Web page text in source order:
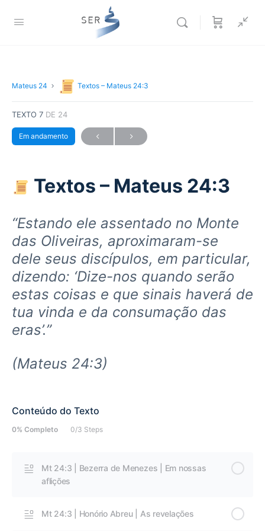
Mateus 24 Textos – Mateus 24:3
TEXTO 7 DE 24
Em andamento
Textos – Mateus 24:3
“Estando ele assentado no Monte
das Oliveiras, aproximaram-se
dele seus discípulos, em particular,
dizendo: ‘Dize-nos quando serão
estas coisas e que sinais haverá de
tua vinda e da consumação das
eras’.”
(Mateus 24:3)
Conteúdo do Texto
0% Completo 0/3 Steps
Mt 24:3 | Bezerra de Menezes | Em nossas
aflições
Mt 24:3 | Honório Abreu | As revelações